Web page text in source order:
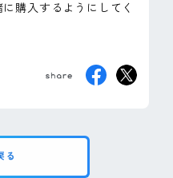
購入するようにしてく
る